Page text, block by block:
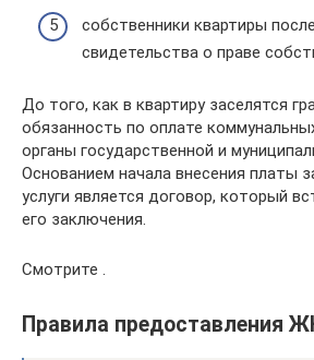
собственники квартиры
свидетельства о праве
До того, как в квартиру заселятся
обязанность по оплате
органы государственной и
Основанием начала внесения платы
услуги является договор, который
его заключения.
Смотрите .
Правила предоставления